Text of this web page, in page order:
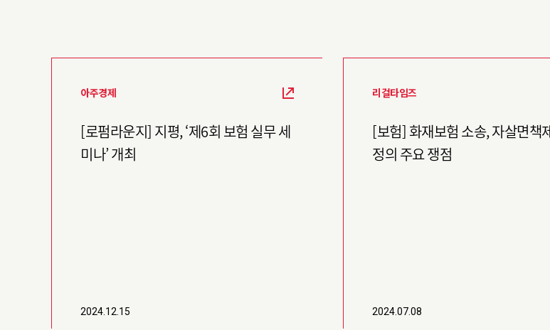
아주경제
[로펌라운지] 지평, ‘제6회 보험 실무 세
미나’ 개최
2024.12.15
리걸타임즈
[보험] 화재보험 소송, 자살면책
정의 주요 쟁점
2024.07.08